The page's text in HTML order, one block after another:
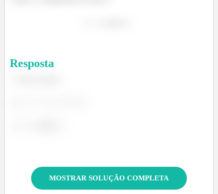
Resposta
MOSTRAR SOLUÇÃO COMPLETA